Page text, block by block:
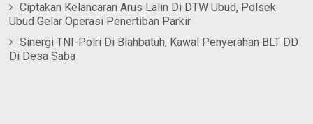
Ciptakan Kelancaran Arus Lalin Di DTW Ubud, Polsek
Ubud Gelar Operasi Penertiban Parkir
Sinergi TNI-Polri Di Blahbatuh, Kawal Penyerahan BLT DD
Di Desa Saba